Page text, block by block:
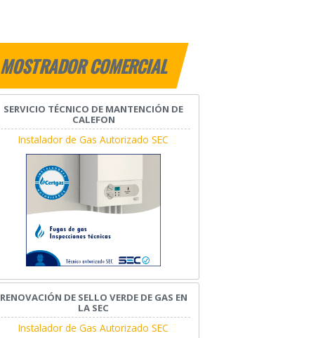
MOSTRADOR COMERCIAL
SERVICIO TÉCNICO DE MANTENCIÓN DE
CALEFON
Instalador de Gas Autorizado SEC
RENOVACIÓN DE SELLO VERDE DE GAS EN
LA SEC
Instalador de Gas Autorizado SEC